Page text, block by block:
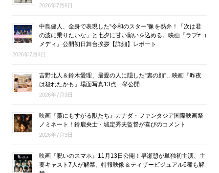
2026年7月6日
中島健人、全身で表現した“令和のスター”像を熱弁！「次は君
の波に乗りたいな」と七夕に甘い願いを込める。映画『ラブ≠コ
メディ』公開初日舞台挨拶【詳細】レポート
2026年7月4日
吉野北人＆鈴木愛理、最愛の人に隠した“裏の顔”…映画『昨夜
は殺れたかも』場面写真13点一挙公開
2026年7月3日
映画『藁にもすがる獣たち』カナダ・ファンタジア国際映画祭
ノミネート！鈴鹿央士・城定秀夫監督が喜びのコメント
2026年7月3日
映画『呪いのスマホ』11月13日公開！早瀬憩が単独初主演、主
要キャスト7人が解禁。特報映像＆ティザービジュアル6種も解